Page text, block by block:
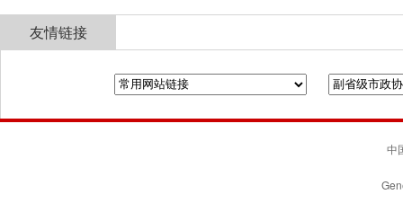
友情链接
中